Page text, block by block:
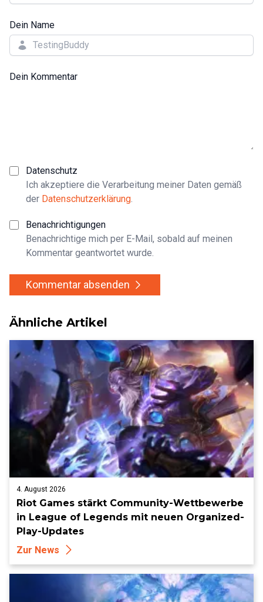
Dein Name
Dein Kommentar
Datenschutz
Ich akzeptiere die Verarbeitung meiner Daten gemäß
der Datenschutzerklärung
Benachrichtigungen
Benachrichtige mich per E-Mail, sobald auf meinen
Kommentar geantwortet wurde.
Kommentar absenden
Ähnliche Artikel
4. August 2026
Riot Games stärkt Community-Wettbewerbe
in League of Legends mit neuen Organized-
Play-Updates
Zur News